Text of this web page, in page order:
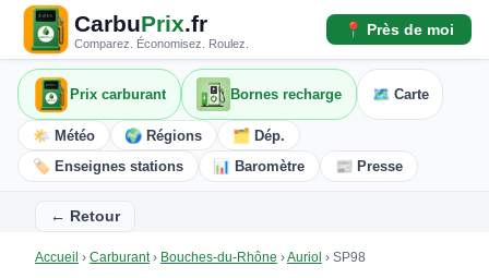
CarbuPrix.fr
Comparez. Économisez. Roulez.
📍 Près de moi
Prix carburant Bornes recharge 🗺️ Carte
🌤️ Météo 🌍 Régions
🗂️ Dép.
🏷️ Enseignes stations
📊 Baromètre 📰 Presse
← Retour
Accueil › Carburant› Bouches-du-Rhône ›Auriol › SP98